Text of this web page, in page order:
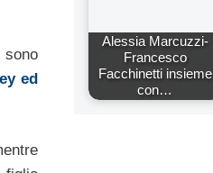
sono
ed
Alessia Marcuzzi-
Francesco
Facchinetti insieme
con…